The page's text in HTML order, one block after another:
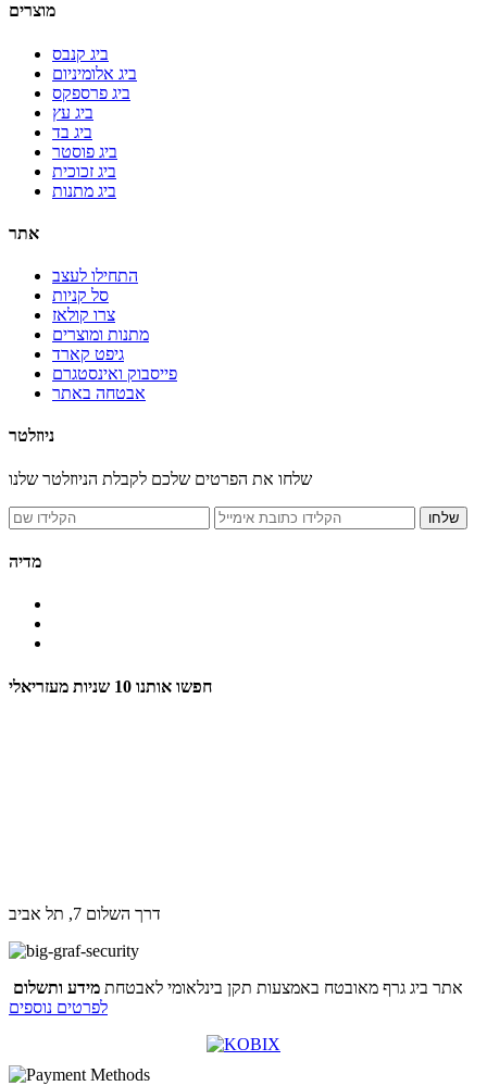
מוצרים
ביג קנבס
ביג אלומיניום
ביג פרספקס
ביג עץ
ביג בד
ביג פוסטר
ביג זכוכית
ביג מתנות
אתר
התחילו לעצב
סל קניות
צרו קולאז
מתנות ומוצרים
גיפט קארד
פייסבוק ואינסטגרם
אבטחה באתר
ניוזלטר
שלחו את הפרטים שלכם לקבלת הניוזלטר שלנו
מדיה
חפשו אותנו 10 שניות מעזריאלי
דרך השלום 7, תל אביב
אתר ביג גרף מאובטח באמצעות תקן בינלאומי לאבטחת מידע ותשלום
לפרטים נוספים